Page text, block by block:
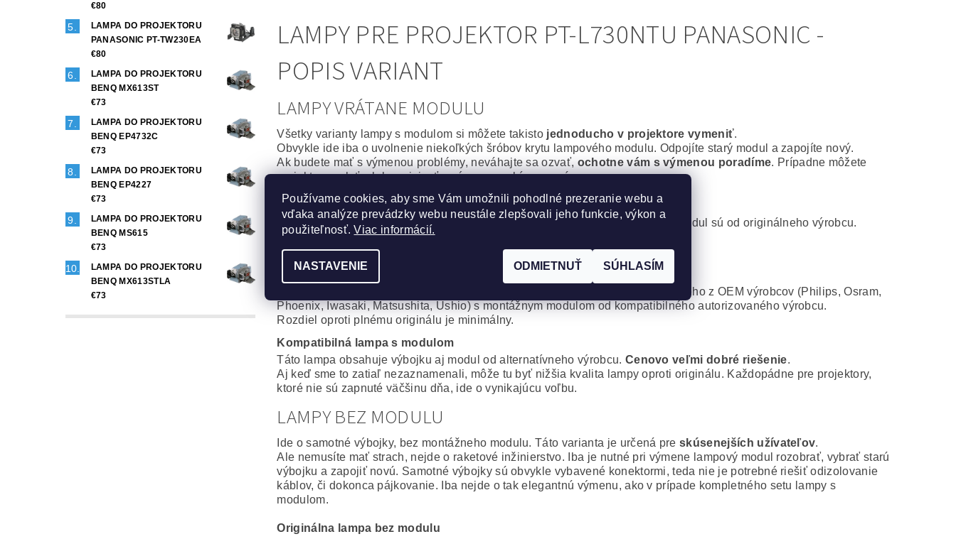
€80
LAMPA DO PROJEKTORU
PANASONIC PT-TW230EA
€80
LAMPA DO PROJEKTORU
BENQ MX613ST
€73
LAMPA DO PROJEKTORU
BENQ EP4732C
€73
LAMPA DO PROJEKTORU
BENQ EP4227
€73
LAMPA DO PROJEKTORU
BENQ MS615
€73
LAMPA DO PROJEKTORU
BENQ MX613STLA
€73
LAMPY PRE PROJEKTOR PT-L730NTU PANASONIC -
POPIS VARIANT
LAMPY VRÁTANE MODULU
Všetky varianty lampy s modulom si môžete takisto jednoducho v projektore vymeniť.
Obvykle ide iba o uvolnenie niekoľkých šróbov krytu lampového modulu. Odpojíte starý modul a zapojíte nový.
Ak budete mať s výmenou problémy, neváhajte sa ozvať, ochotne vám s výmenou poradíme. Prípadne môžete
projektor poslať, alebo priniesť a výmenu urobíme za vás.
Originálna lampa vrátane modulu
To najlepšie, čo môžete svojmu projektoru zaobstarať. Výbojka aj montážny modul sú od originálneho výrobcu.
Projektor bude povýmene ako nový
Maximálna spoľahlivosť a výdrž bez kompromisov.
Generická lampa vrátane modulu
Veľmi dobré riešenie, za výhodnú cenu. Kvalitná originálna výbojka od niektorého z OEM výrobcov (Philips, Osram,
Phoenix, Iwasaki, Matsushita, Ushio) s montážnym modulom od kompatibilného autorizovaného výrobcu.
Rozdiel oproti plnému originálu je minimálny.
Kompatibilná lampa s modulom
Táto lampa obsahuje výbojku aj modul od alternatívneho výrobcu. Cenovo veľmi dobré riešenie.
Aj keď sme to zatiaľ nezaznamenali, môže tu byť nižšia kvalita lampy oproti originálu. Každopádne pre projektory,
ktoré nie sú zapnuté väčšinu dňa, ide o vynikajúcu voľbu.
LAMPY BEZ MODULU
Ide o samotné výbojky, bez montážneho modulu. Táto varianta je určená preskúsenejších užívateľov.
Ale nemusíte mať strach, nejde o raketové inžinierstvo. Iba je nutné pri výmene lampový modul rozobrať, vybrať starú
výbojku a zapojiť novú. Samotné výbojky sú obvykle vybavené konektormi, teda nie je potrebné riešiť odizolovanie
káblov, či dokonca pájkovanie. Iba nejde o tak elegantnú výmenu, ako v prípade kompletného setu lampy s
modulom.
Originálna lampa bez modulu
Používame cookies, aby sme Vám umožnili pohodlné prezeranie webu a
vďaka analýze prevádzky webu neustále zlepšovali jeho funkcie, výkon a
použiteľnosť.Viac informácií.
NASTAVENIE ODMIETNUŤ SÚHLASÍM